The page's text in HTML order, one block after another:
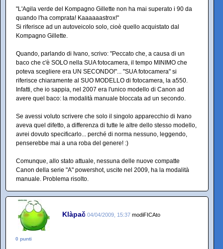
"L'Agila verde del Kompagno Gillette non ha mai superato i 90 da
quando l'ha comprata! Kaaaaaastrox!"
Si riferisce ad un autoveicolo solo, cioè quello acquistato dal
Kompagno Gillette.
Quando, parlando di Ivano, scrivo: "Peccato che, a causa di un
baco che c'è SOLO nella SUA fotocamera, il tempo MINIMO che
poteva scegliere era UN SECONDO!"... "SUA fotocamera" si
riferisce chiaramente al SUO MODELLO di fotocamera, la a550.
Infatti, che io sappia, nel 2007 era l'unico modello di Canon ad
avere quel baco: la modalità manuale bloccata ad un secondo.
Se avessi voluto scrivere che solo il singolo apparecchio di Ivano
aveva quel difetto, a differenza di tutte le altre dello stesso modello,
avrei dovuto specificarlo... perché di norma nessuno, leggendo,
penserebbe mai a una roba del genere! :)
Comunque, allo stato attuale, nessuna delle nuove compatte
Canon della serie "A" powershot, uscite nel 2009, ha la modalità
manuale. Problema risolto.
Klàpač 04/04/2009, 15:37 modiFICAto
0 punti